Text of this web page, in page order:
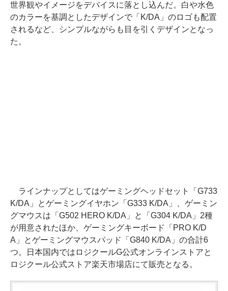
世界観やイメージをデバイスに落とし込んだ。白や水色
のカラーを基調としたデザインで「K/DA」のロゴも配置
されるなど、シンプルながらも目を引くデザインとなっ
た。
ラインナップとしてはゲーミングヘッドセット「G733
K/DA」とゲーミングイヤホン「G333 K/DA」、ゲーミン
グマウスは「G502 HERO K/DA」と「G304 K/DA」2種
が用意されたほか、ゲーミングキーボード「PRO K/D
A」とゲーミングマウスパッド「G840 K/DA」の合計6
つ。日本国内ではロジクールG公式オンラインストアと
ロジクール公式ストア楽天市場店にて販売となる。